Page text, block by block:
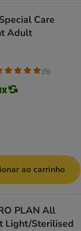
Care
Adult
(5)
ao carrinho
PLAN All
Light/Sterilised